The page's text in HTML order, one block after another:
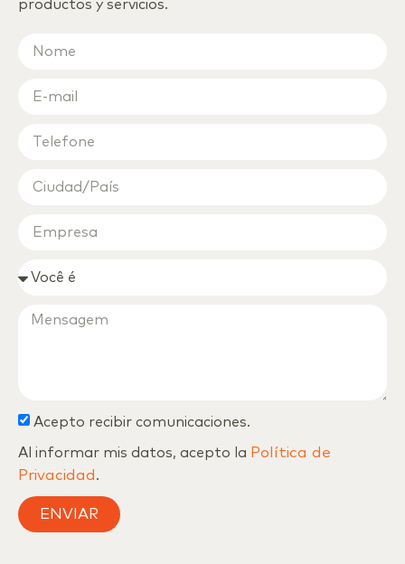
productos y servicios.
Acepto recibir comunicaciones.
Al informar mis datos, acepto la Política de
Privacidad .
ENVIAR